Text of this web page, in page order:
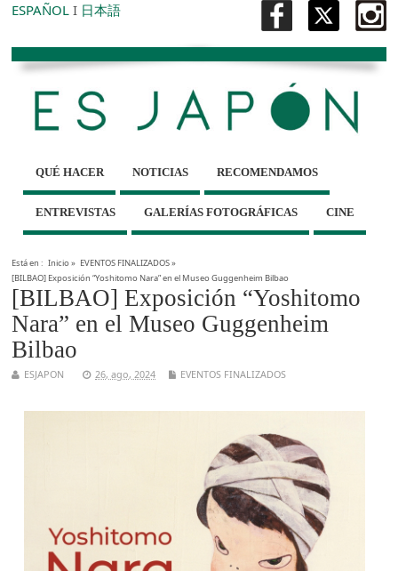
ESPAÑOL I 日本語
QUÉ HACER NOTICIAS RECOMENDAMOS
ENTREVISTAS GALERÍAS FOTOGRÁFICAS CINE
Está en : Inicio» EVENTOS FINALIZADOS»
[BILBAO] Exposición “Yoshitomo Nara” en el Museo Guggenheim Bilbao
[BILBAO] Exposición “Yoshitomo
Nara” en el Museo Guggenheim
Bilbao
ESJAPON 26, ago, 2024 EVENTOS FINALIZADOS